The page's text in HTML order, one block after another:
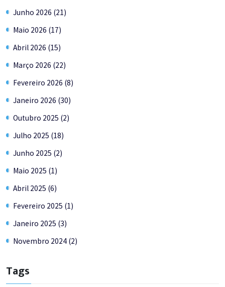
Junho 2026 (21)
Maio 2026 (17)
Abril 2026 (15)
Março 2026 (22)
Fevereiro 2026 (8)
Janeiro 2026 (30)
Outubro 2025 (2)
Julho 2025 (18)
Junho 2025 (2)
Maio 2025 (1)
Abril 2025 (6)
Fevereiro 2025 (1)
Janeiro 2025 (3)
Novembro 2024 (2)
Tags